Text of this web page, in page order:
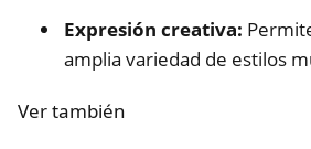
Expresión creativa:
amplia variedad de estilos
Ver también